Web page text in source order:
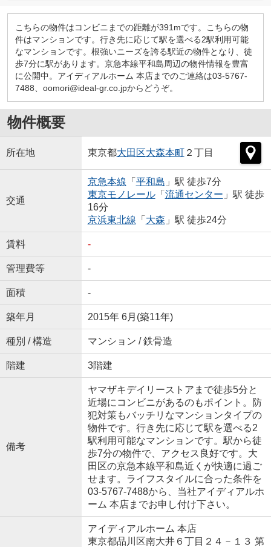
こちらの物件はコンビニまでの距離が391mです。こちらの物
件はマンションです。行き先に応じて駅を選べる2駅利用可能
なマンションです。根強いニーズを誇る駅近の物件となり、徒
歩7分に駅があります。京急本線平和島周辺の物件情報を豊富
に公開中。アイディアルホーム 本店までのご連絡は03-5767-
7488、oomori@ideal-gr.co.jpからどうぞ。
物件概要
所在地 東京都大田区大森本町２丁目
交通
京急本線 「 平和島 」駅 徒歩7分
東京モノレール「 流通センター 」駅 徒歩
16分
京浜東北線 「 大森 」駅 徒歩24分
賃料 -
管理費等 -
面積 -
築年月 2015年 6月(築11年)
種別 / 構造 マンション / 鉄骨造
階建 3階建
備考
ヤマザキデイリーストアまで徒歩5分と
近場にコンビニがあるのもポイント。防
犯対策もバッチリなマンションタイプの
物件です。行き先に応じて駅を選べる2
駅利用可能なマンションです。駅から徒
歩7分の物件で、アクセス良好です。大
田区の京急本線平和島近くが快適に過ご
せます。ライフスタイルに合った条件を
03-5767-7488から、当社アイディアルホ
ーム 本店までお申し付け下さい。
アイディアルホーム 本店
東京都品川区南大井６丁目２４－１３ 第